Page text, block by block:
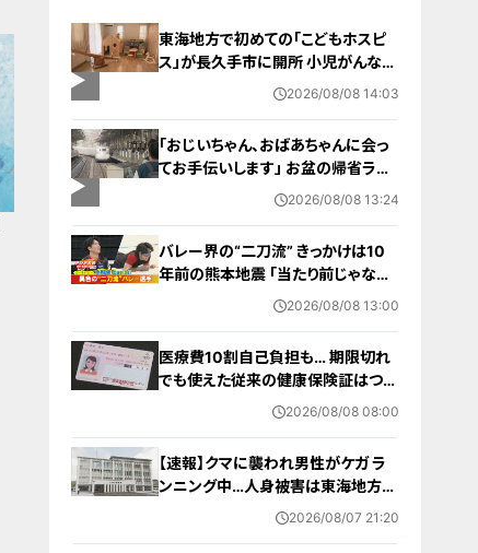
東海地方で初めての「こどもホスピ
ス」が長久手市に開所 小児がんなど
重い病気の子どもと家族を支える施
2026/08/08 14:03
「おじいちゃん、おばあちゃんに会っ
てお手伝いします」 お盆の帰省ラッ
シュが本格化 東海道新幹線下りがピ
2026/08/08 13:24
バレー界の“二刀流” きっかけは10
年前の熊本地震 ｢当たり前じゃなか
った｣ オフシーズンゼロの過酷スケ
2026/08/08 13:00
医療費10割自己負担も… 期限切れ
でも使えた従来の健康保険証はつい
に終了 8月以降起こりうるマイナ保
2026/08/08 08:00
【速報】クマに襲われ男性がケガ ラ
ンニング中…人身被害は東海地方で
今シーズン初めて 岐阜県高山市
2026/08/07 21:20